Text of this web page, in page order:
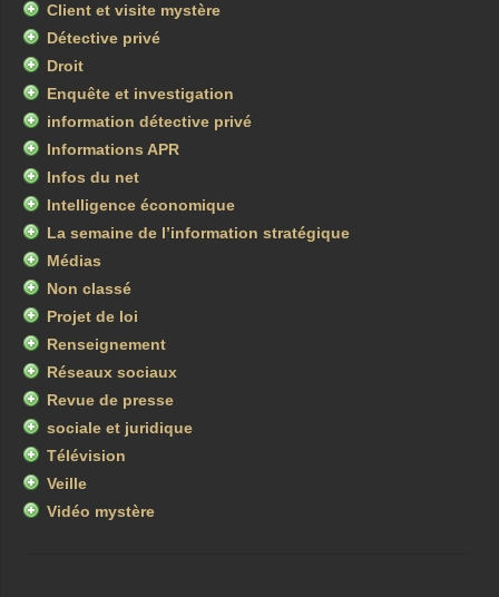
Client et visite mystère
Détective privé
Droit
Enquête et investigation
information détective privé
Informations APR
Infos du net
Intelligence économique
La semaine de l’information stratégique
Médias
Non classé
Projet de loi
Renseignement
Réseaux sociaux
Revue de presse
sociale et juridique
Télévision
Veille
Vidéo mystère